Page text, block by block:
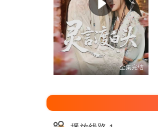
全集完结